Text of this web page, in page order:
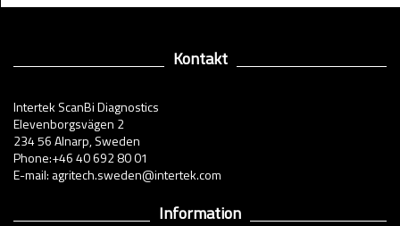
Kontakt
Intertek ScanBi Diagnostics
Elevenborgsvägen 2
234 56 Alnarp, Sweden
Phone:+46 40 692 80 01
E-mail: agritech.sweden@intertek.com
Information